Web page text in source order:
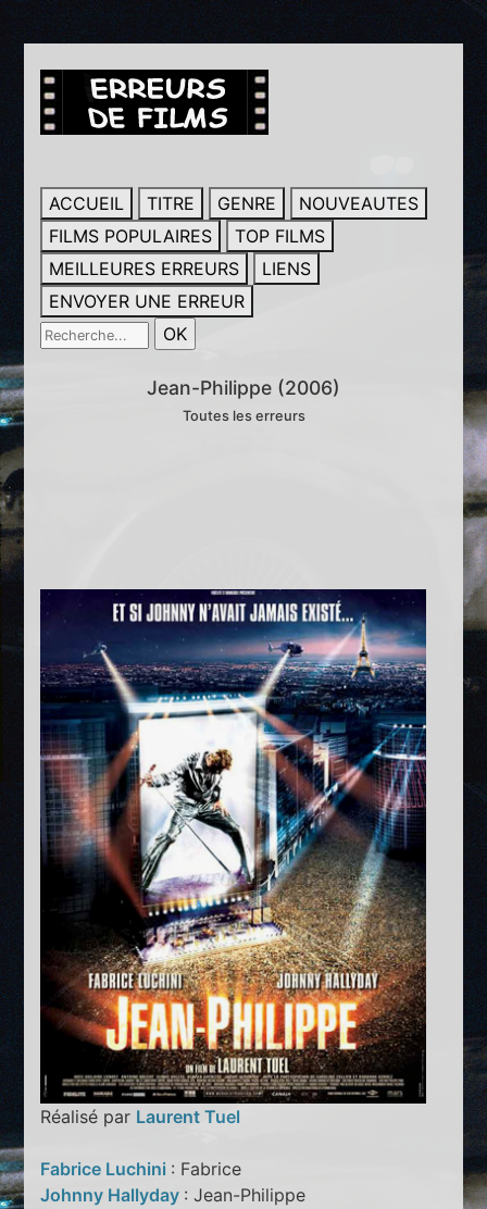
ACCUEIL TITRE GENRE
NOUVEAUTES
FILMS POPULAIRES
TOP FILMS
MEILLEURES ERREURS
LIENS
ENVOYER UNE ERREUR
Jean-Philippe (2006)
Toutes les erreurs
Réalisé par Laurent Tuel
Fabrice Luchini : Fabrice
Johnny Hallyday : Jean-Philippe